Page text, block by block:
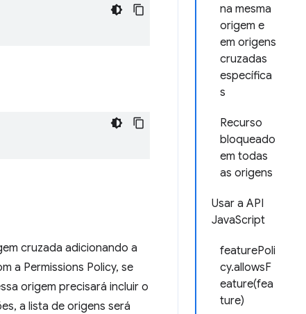
na mesma
origem e
em origens
cruzadas
específica
s
Recurso
bloqueado
em todas
as origens
Usar a API
JavaScript
featurePoli
cy.allowsF
eature(fea
ture)
cruzada adicionando a
a Permissions Policy, se
origem precisará incluir o
a lista de origens será